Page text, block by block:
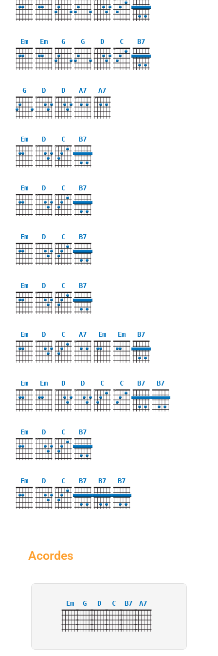
X X
Em Em G G D
X
C
X
B7
G D
X
D
X
A7
X
A7
X
Em D
X
C
X
B7
Em D
X
C
X
B7
Em D
X
C
X
B7
Em D
X
C
X
B7
Em D
X
C
X
A7
X
Em Em B7
Em Em D
X
D
X
C
X
C
X
B7 B7
Em D
X
C
X
B7
Em D
X
C
X
B7 B7 B7
Acordes
Em G D C B7 A7